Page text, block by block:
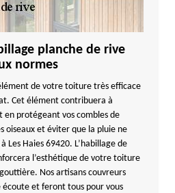
planche de rive
normes
de votre toiture très efficace
Cet élément contribuera à
protégeant vos combles de
oiseaux et éviter que la pluie ne
Les Haies 69420. L’habillage de
l’esthétique de votre toiture
Nos artisans couvreurs
et feront tous pour vous